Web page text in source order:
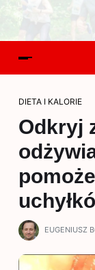
DIETA I KALORIE
Odkryj
EUGENIUSZ